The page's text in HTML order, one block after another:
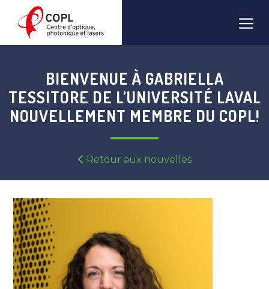
contenu
BIENVENUE À GABRIELLA
TESSITORE DE L’UNIVERSITÉ LAVAL
NOUVELLEMENT MEMBRE DU COPL!
Retour aux nouvelles